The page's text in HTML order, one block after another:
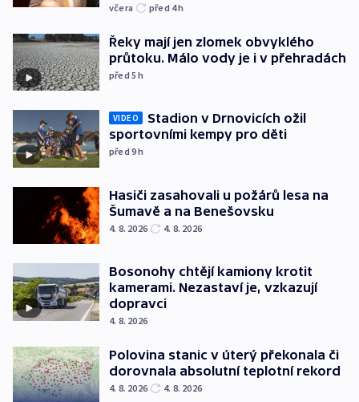
včera před 4h
Řeky mají jen zlomek obvyklého
průtoku. Málo vody je i v přehradách
před 5h
VIDEO
Stadion v Drnovicích ožil
sportovními kempy pro děti
před 9h
Hasiči zasahovali u požárů lesa na
Šumavě a na Benešovsku
4. 8. 2026 4. 8. 2026
Bosonohy chtějí kamiony krotit
kamerami. Nezastaví je, vzkazují
dopravci
4. 8. 2026
Polovina stanic v úterý překonala či
dorovnala absolutní teplotní rekord
4. 8. 2026 4. 8. 2026